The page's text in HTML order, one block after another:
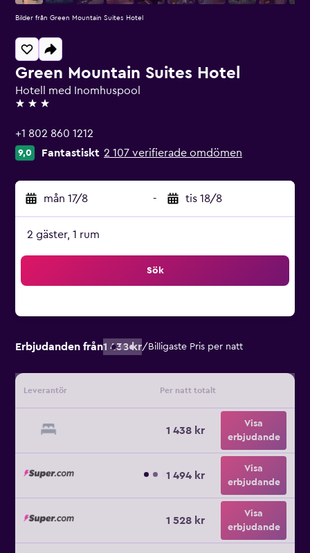
Green Mountain Suites Hotel
Hotell med Inomhuspool
3 stjärnor
+1 802 860 1212
9,0 Fantastiskt 2 107 verifierade omdömen
mån 17/8 - tis 18/8
2 gäster, 1 rum
Sök
Erbjudanden från1 438 kr/ Billigaste Pris per natt
Leverantör Per natt totalt
1 438 kr
Visa
erbjudande
1 494 kr
Visa
erbjudande
1 528 kr
Visa
erbjudande
Bilder från Green Mountain Suites Hotel